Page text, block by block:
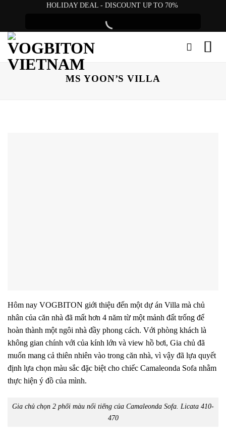
content
HOLIDAY DEAL - DISCOUNT UP TO 70%
MS YOON’S VILLA
Hôm nay VOGBITON giới thiệu đến một dự án Villa mà chủ
nhân của căn nhà đã mất hơn 4 năm từ một mảnh đất trống để
hoàn thành một ngôi nhà đầy phong cách. Với phòng khách là
không gian chính với của kính lớn và view hồ bơi, Gia chủ đã
muốn mang cả thiên nhiên vào trong căn nhà, vì vậy đã lựa quyết
định lựa chọn màu sắc đặc biệt cho chiếc Camaleonda Sofa nhằm
thực hiện ý đồ của mình.
Gia chủ chọn 2 phối màu nổi tiếng của Camaleonda Sofa. Licata 410-
470